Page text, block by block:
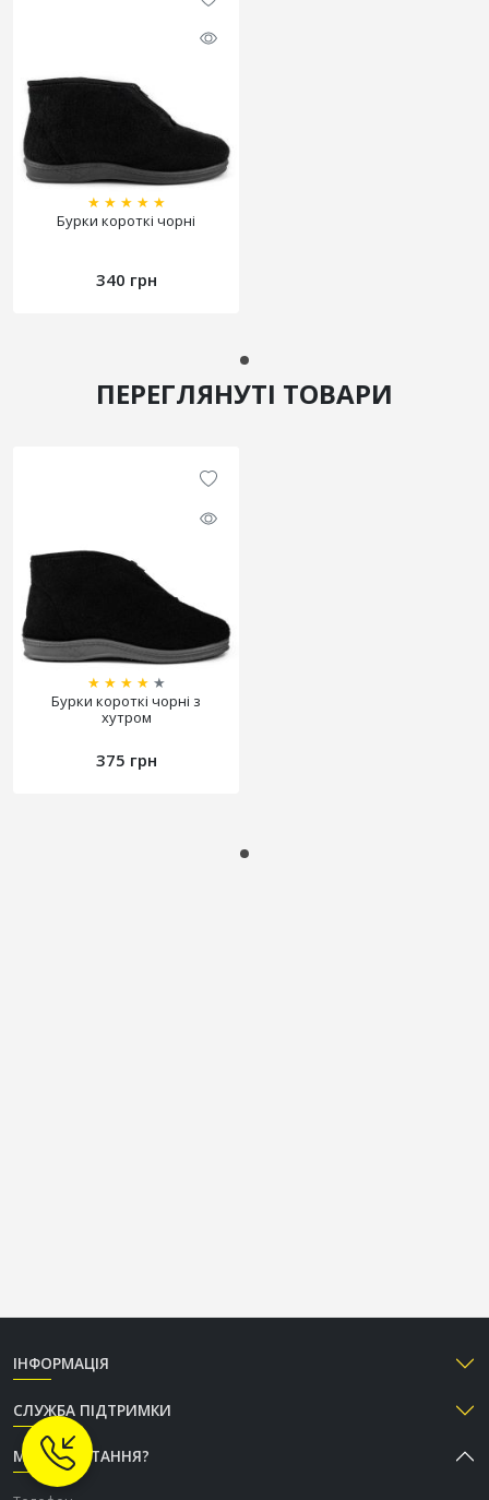
★ ★ ★ ★ ★
Бурки короткі чорні
340 грн
ПЕРЕГЛЯНУТІ ТОВАРИ
★ ★ ★ ★ ★
Бурки короткі чорні з
хутром
375 грн
ІНФОРМАЦІЯ
СЛУЖБА ПІДТРИМКИ
МАЄТЕ ПИТАННЯ?